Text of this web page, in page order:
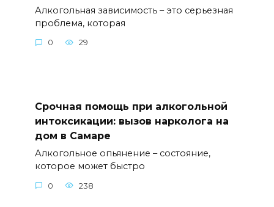
Алкогольная зависимость – это серьезная
проблема, которая
0 29
Срочная помощь при алкогольной
интоксикации: вызов нарколога на
дом в Самаре
Алкогольное опьянение – состояние,
которое может быстро
0 238